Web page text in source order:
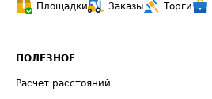
Площадки
Заказы Торги
ПОЛЕЗНОЕ
Расчет расстояний